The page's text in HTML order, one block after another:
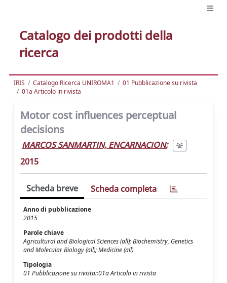
Catalogo dei prodotti della
ricerca
IRIS Catalogo Ricerca UNIROMA1
01 Pubblicazione su rivista
01a Articolo in rivista
Motor cost influences perceptual
decisions
MARCOS SANMARTIN, ENCARNACION;
2015
Scheda breve Scheda completa
Anno di pubblicazione
2015
Parole chiave
Agricultural and Biological Sciences (all); Biochemistry, Genetics
and Molecular Biology (all); Medicine (all)
Tipologia
01 Pubblicazione su rivista::01a Articolo in rivista